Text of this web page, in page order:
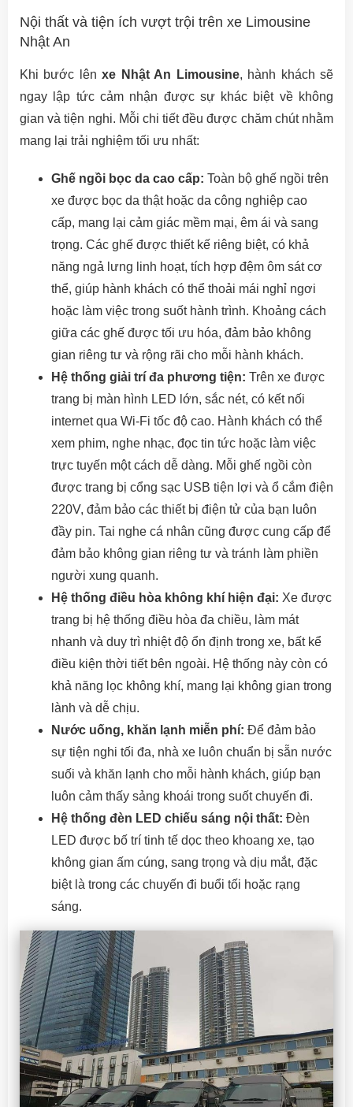
Nội thất và tiện ích vượt trội trên xe Limousine
Nhật An
Khi bước lênxe Nhật An Limousine, hành khách sẽ
ngay lập tức cảm nhận được sự khác biệt về không
gian và tiện nghi. Mỗi chi tiết đều được chăm chút nhằm
mang lại trải nghiệm tối ưu nhất:
Ghế ngồi bọc da cao cấp: Toàn bộ ghế ngồi trên
xe được bọc da thật hoặc da công nghiệp cao
cấp, mang lại cảm giác mềm mại, êm ái và sang
trọng. Các ghế được thiết kế riêng biệt, có khả
năng ngả lưng linh hoạt, tích hợp đệm ôm sát cơ
thể, giúp hành khách có thể thoải mái nghỉ ngơi
hoặc làm việc trong suốt hành trình. Khoảng cách
giữa các ghế được tối ưu hóa, đảm bảo không
gian riêng tư và rộng rãi cho mỗi hành khách.
Hệ thống giải trí đa phương tiện: Trên xe được
trang bị màn hình LED lớn, sắc nét, có kết nối
internet qua Wi-Fi tốc độ cao. Hành khách có thể
xem phim, nghe nhạc, đọc tin tức hoặc làm việc
trực tuyến một cách dễ dàng. Mỗi ghế ngồi còn
được trang bị cổng sạc USB tiện lợi và ổ cắm điện
220V, đảm bảo các thiết bị điện tử của bạn luôn
đầy pin. Tai nghe cá nhân cũng được cung cấp để
đảm bảo không gian riêng tư và tránh làm phiền
người xung quanh.
Hệ thống điều hòa không khí hiện đại: Xe được
trang bị hệ thống điều hòa đa chiều, làm mát
nhanh và duy trì nhiệt độ ổn định trong xe, bất kể
điều kiện thời tiết bên ngoài. Hệ thống này còn có
khả năng lọc không khí, mang lại không gian trong
lành và dễ chịu.
Nước uống, khăn lạnh miễn phí: Để đảm bảo
sự tiện nghi tối đa, nhà xe luôn chuẩn bị sẵn nước
suối và khăn lạnh cho mỗi hành khách, giúp bạn
luôn cảm thấy sảng khoái trong suốt chuyến đi.
Hệ thống đèn LED chiếu sáng nội thất: Đèn
LED được bố trí tinh tế dọc theo khoang xe, tạo
không gian ấm cúng, sang trọng và dịu mắt, đặc
biệt là trong các chuyến đi buổi tối hoặc rạng
sáng.